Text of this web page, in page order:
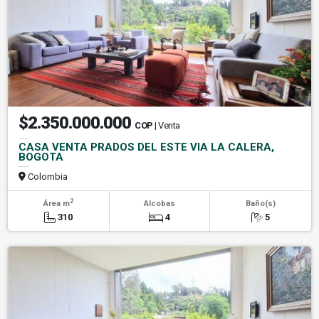
$2.350.000.000 COP | Venta
CASA VENTA PRADOS DEL ESTE VIA LA CALERA,
BOGOTA
Colombia
Área m2
310
Alcobas
4
Baño(s)
5